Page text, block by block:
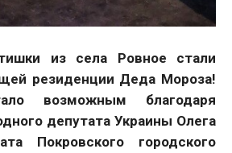
из села Ровное стали
резиденции Деда Мороза!
возможным благодаря
депутата Украины Олега
Покровского городского